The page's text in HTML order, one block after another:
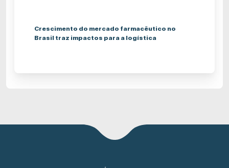
Crescimento do mercado farmacêutico no
Brasil traz impactos para a logística